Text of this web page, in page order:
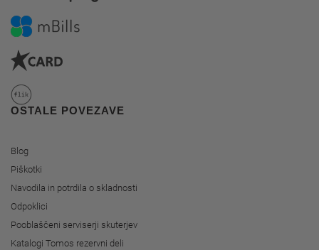
OSTALE POVEZAVE
Blog
Piškotki
Navodila in potrdila o skladnosti
Odpoklici
Pooblaščeni serviserji skuterjev
Katalogi Tomos rezervni deli